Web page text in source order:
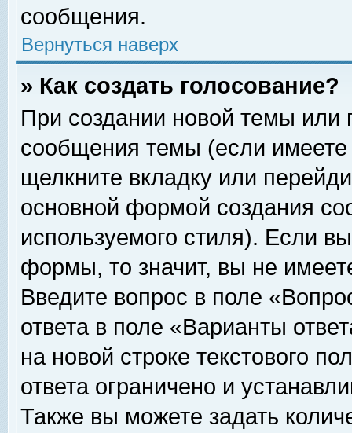
сообщения.
Вернуться наверх
» Как создать голосование?
При создании новой темы или
сообщения темы (если
щелкните вкладку или
основной формой создания
используемого стиля). Если
формы, то значит, вы не
Введите вопрос в поле
ответа в поле «Варианты
на новой строке текстового
ответа ограничено и
Также вы можете задать